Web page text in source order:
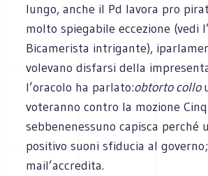
lungo, anche il Pd lavora pro
molto spiegabile eccezione (vedi
Bicamerista intrigante),
volevano disfarsi della
l’oracolo ha parlato:obtorto collo
voteranno contro la mozione
sebbenenessuno capisca perché
positivo suoni sfiducia al
mail’accredita.